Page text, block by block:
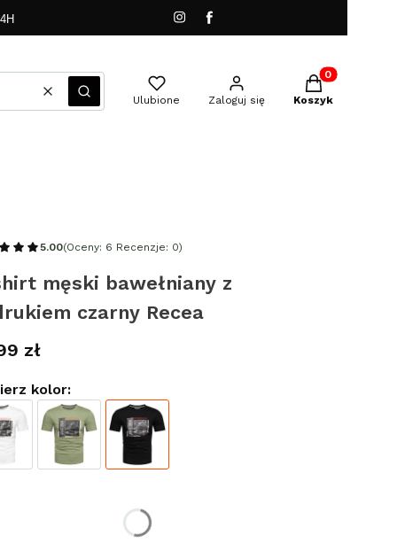
WyczyśćSzukaj Ulubione Zaloguj się
Produkty w
Koszyk
5.00(Oceny: 6 Recenzje: 0)
męski bawełniany z
czarny Recea
zł
kolor: